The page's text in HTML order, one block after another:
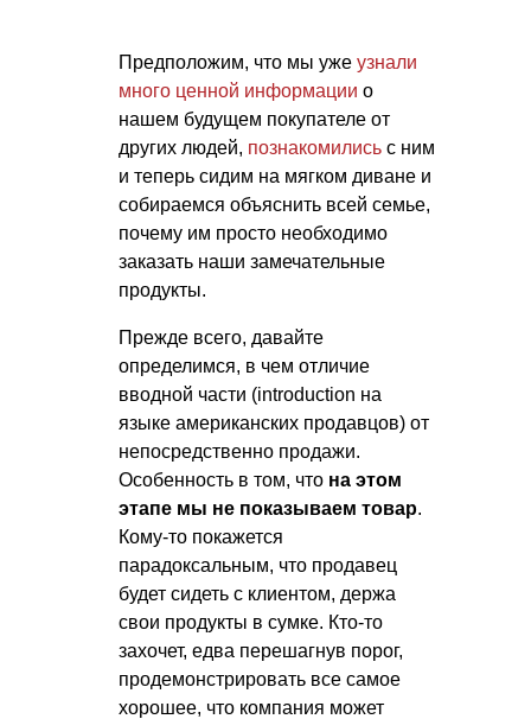
Предположим, что мы уже узнали
много ценной информации о
нашем будущем покупателе от
других людей, познакомились с ним
и теперь сидим на мягком диване и
собираемся объяснить всей семье,
почему им просто необходимо
заказать наши замечательные
продукты.
Прежде всего, давайте
определимся, в чем отличие
вводной части (introduction на
языке американских продавцов) от
непосредственно продажи.
Особенность в том, что на этом
этапе мы не показываем товар.
Кому-то покажется
парадоксальным, что продавец
будет сидеть с клиентом, держа
свои продукты в сумке. Кто-то
захочет, едва перешагнув порог,
продемонстрировать все самое
хорошее, что компания может